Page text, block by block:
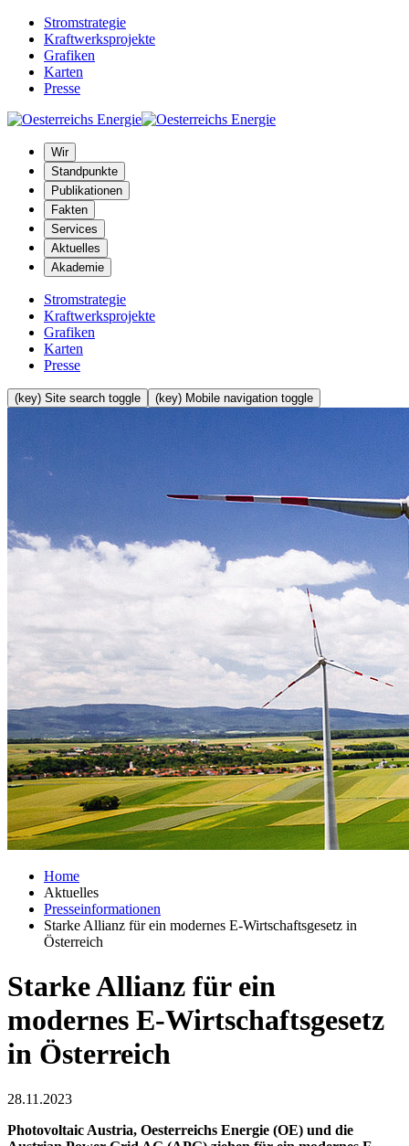
Stromstrategie
Kraftwerksprojekte
Grafiken
Karten
Presse
Wir
Standpunkte
Publikationen
Fakten
Services
Aktuelles
Akademie
Stromstrategie
Kraftwerksprojekte
Grafiken
Karten
Presse
(key) Site search toggle (key) Mobile navigation toggle
Home
Aktuelles
Presseinformationen
Starke Allianz für ein modernes E-Wirtschaftsgesetz in
Österreich
Starke Allianz für ein
modernes E-Wirtschaftsgesetz
in Österreich
28.11.2023
Photovoltaic Austria, Oesterreichs Energie (OE) und die